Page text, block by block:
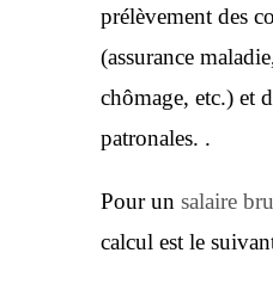
prélèvement des
(assurance
chômage, etc.) et
patronales. .
Pour un salaire
calcul est le